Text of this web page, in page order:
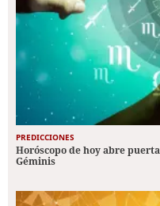
PREDICCIONES
Horóscopo de hoy abre
Géminis